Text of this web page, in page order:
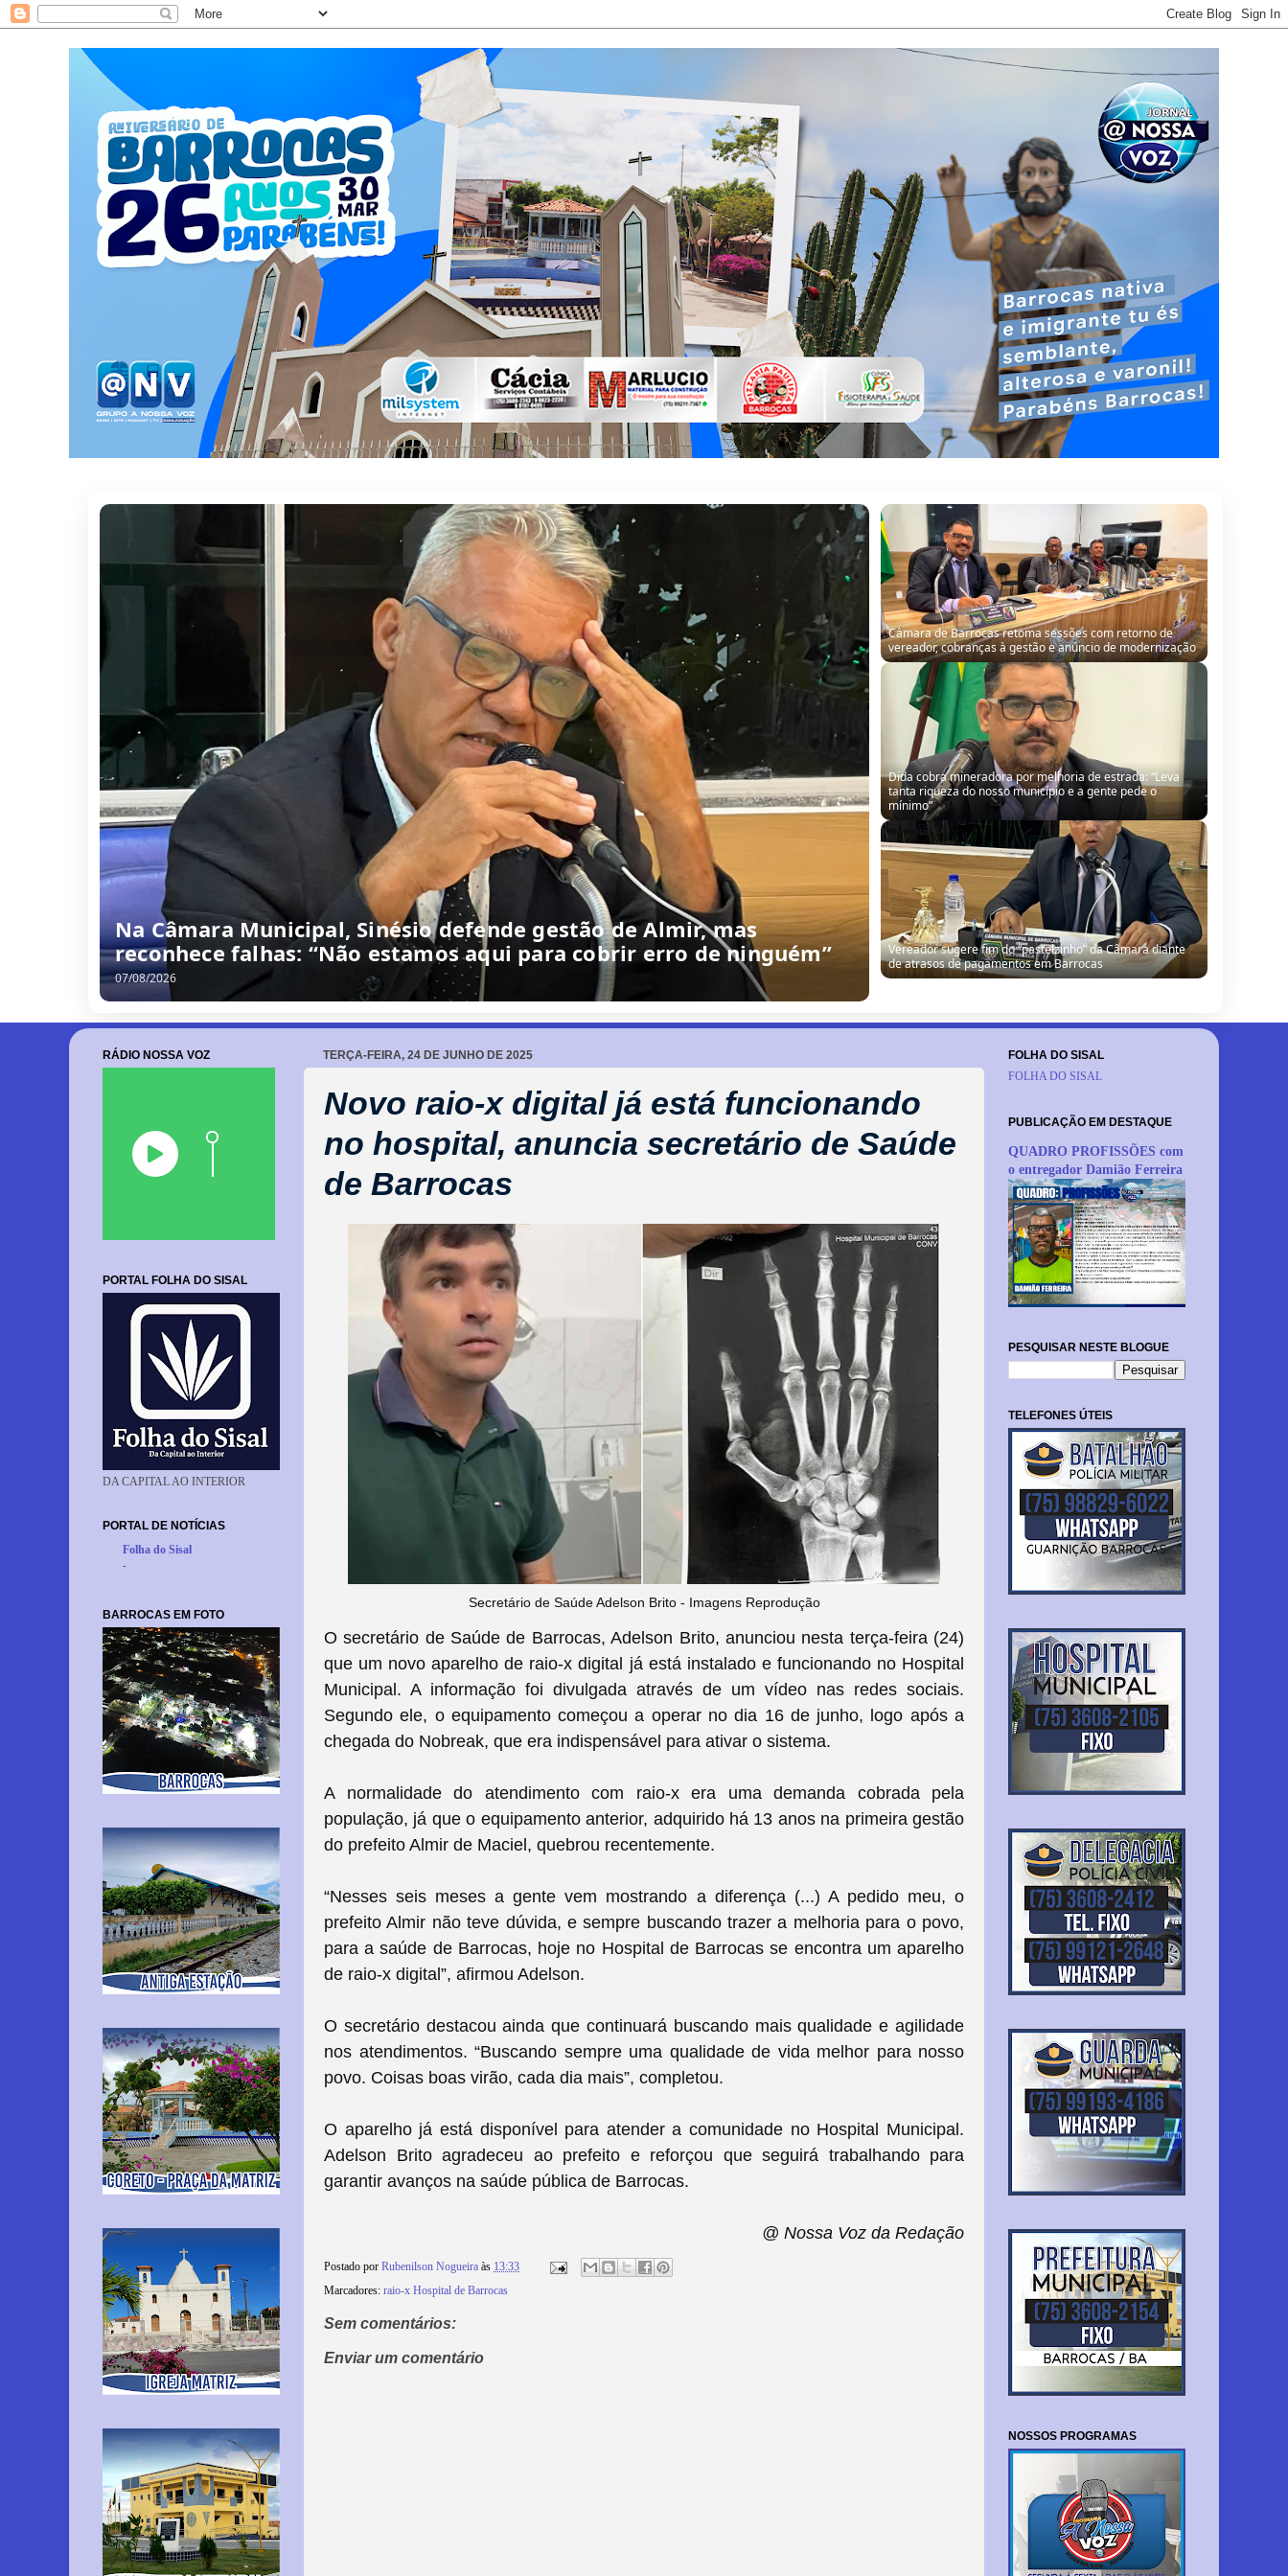
Na Câmara Municipal, Sinésio defende gestão de Almir, mas
reconhece falhas: “Não estamos aqui para cobrir erro de ninguém”
07/08/2026
Câmara de Barrocas retoma sessões com retorno de
vereador, cobranças à gestão e anúncio de modernização
Dida cobra mineradora por melhoria de estrada: “Leva
tanta riqueza do nosso município e a gente pede o
mínimo”
Vereador sugere fim do “pastelzinho” da Câmara diante
de atrasos de pagamentos em Barrocas
TERÇA-FEIRA, 24 DE JUNHO DE 2025
Novo raio-x digital já está funcionando
no hospital, anuncia secretário de Saúde
de Barrocas
Secretário de Saúde Adelson Brito - Imagens Reprodução
O secretário de Saúde de Barrocas, Adelson Brito, anunciou nesta terça-feira (24)
que um novo aparelho de raio-x digital já está instalado e funcionando no Hospital
Municipal. A informação foi divulgada através de um vídeo nas redes sociais.
Segundo ele, o equipamento começou a operar no dia 16 de junho, logo após a
chegada do Nobreak, que era indispensável para ativar o sistema.
A normalidade do atendimento com raio-x era uma demanda cobrada pela
população, já que o equipamento anterior, adquirido há 13 anos na primeira gestão
do prefeito Almir de Maciel, quebrou recentemente.
“Nesses seis meses a gente vem mostrando a diferença (...) A pedido meu, o
prefeito Almir não teve dúvida, e sempre buscando trazer a melhoria para o povo,
para a saúde de Barrocas, hoje no Hospital de Barrocas se encontra um aparelho
de raio-x digital”, afirmou Adelson.
O secretário destacou ainda que continuará buscando mais qualidade e agilidade
nos atendimentos. “Buscando sempre uma qualidade de vida melhor para nosso
povo. Coisas boas virão, cada dia mais”, completou.
O aparelho já está disponível para atender a comunidade no Hospital Municipal.
Adelson Brito agradeceu ao prefeito e reforçou que seguirá trabalhando para
garantir avanços na saúde pública de Barrocas.
@ Nossa Voz da Redação
Postado por Rubenilson Nogueira às 13:33
Marcadores: raio-x Hospital de Barrocas
Sem comentários:
Enviar um comentário
RÁDIO NOSSA VOZ
PORTAL FOLHA DO SISAL
DA CAPITAL AO INTERIOR
PORTAL DE NOTÍCIAS
Folha do Sisal
-
BARROCAS EM FOTO
FOLHA DO SISAL
FOLHA DO SISAL
PUBLICAÇÃO EM DESTAQUE
QUADRO PROFISSÕES com
o entregador Damião Ferreira
PESQUISAR NESTE BLOGUE
TELEFONES ÚTEIS
NOSSOS PROGRAMAS